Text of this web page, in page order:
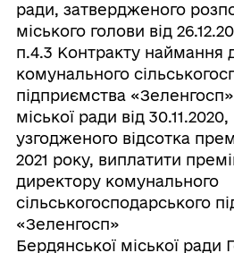
ради, затвердженого
міського голови від
п.4.3 Контракту наймання
комунального
підприємства
міської ради від 30.11.2020,
узгодженого відсотка
2021 року, виплатити
директору комунального
сільськогосподарського
«Зеленгосп»
Бердянської міської ради